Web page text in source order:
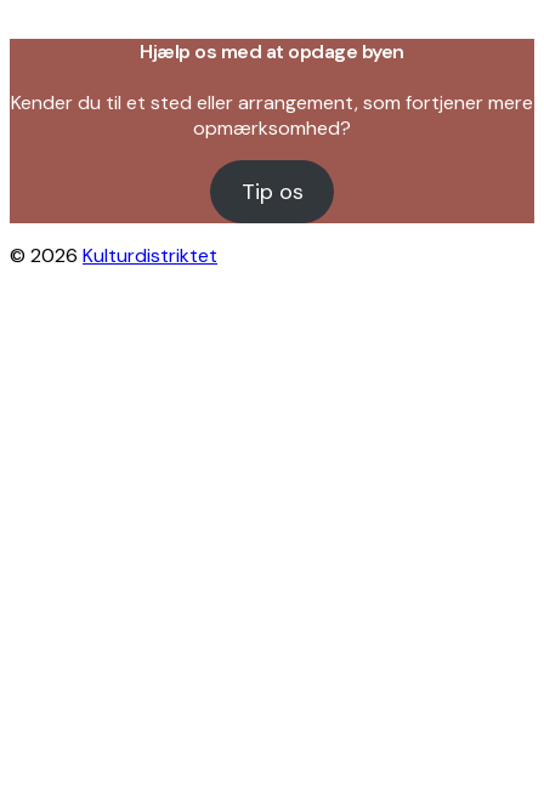
Hjælp os med at opdage byen
Kender du til et sted eller arrangement, som fortjener mere
opmærksomhed?
Tip os
© 2026 Kulturdistriktet